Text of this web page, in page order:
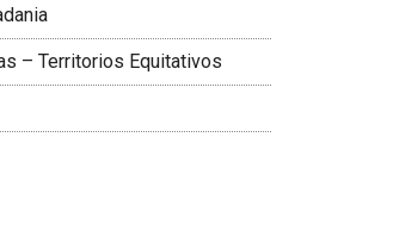
– Territorios Equitativos